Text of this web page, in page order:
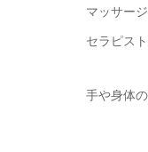
マッサー
セラピス
手や身体